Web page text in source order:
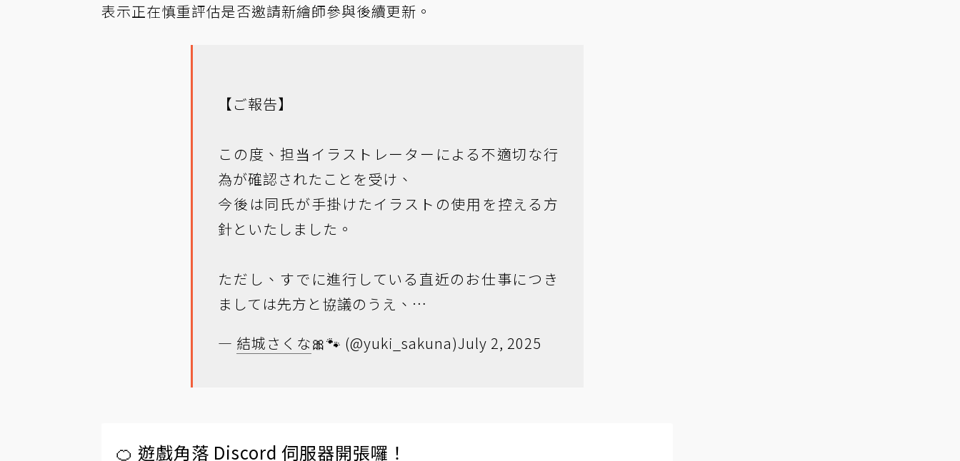
表示正在慎重評估是否邀請新繪師參與後續更新。
【ご報告】
この度、担当イラストレーターによる不適切な行
為が確認されたことを受け、
今後は同氏が手掛けたイラストの使用を控える方
針といたしました。
ただし、すでに進行している直近のお仕事につき
ましては先方と協議のうえ、…
— 結城さくな🎀🐾 (@yuki_sakuna)July 2, 2025
🍊 遊戲角落 Discord 伺服器開張囉！